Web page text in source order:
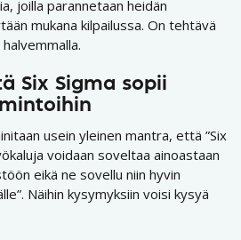
joilla parannetaan heidän
mukana kilpailussa. On tehtävä
Six Sigma sopii
usein yleinen mantra, että ”Six
voidaan soveltaa ainoastaan
eikä ne sovellu niin hyvin
Näihin kysymyksiin voisi kysyä